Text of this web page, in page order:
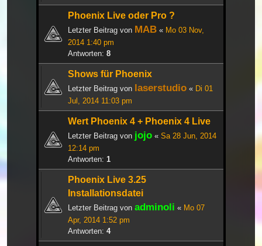
Phoenix Live oder Pro ?
Letzter Beitrag von MAB « Mo 03 Nov,
2014 1:40 pm
Antworten: 8
Shows für Phoenix
Letzter Beitrag von laserstudio « Di 01
Jul, 2014 11:03 pm
Wert Phoenix 4 + Phoenix 4 Live
Letzter Beitrag von jojo « Sa 28 Jun, 2014
12:14 pm
Antworten: 1
Phoenix Live 3.25
Installationsdatei
Letzter Beitrag von adminoli « Mo 07
Apr, 2014 1:52 pm
Antworten: 4